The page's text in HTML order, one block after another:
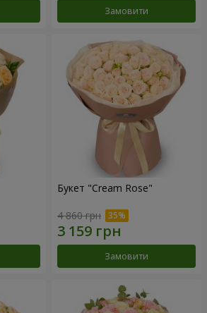
Замовити
Букет "Cream Rose"
4 860 грн
Замовити